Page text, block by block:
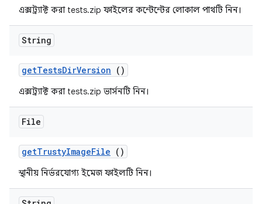
এক্সট্র্যাক্ট করা tests.zip ফাইলের কন্টেন্টের লোকাল পাথটি নিন।
String
getTestsDirVersion ()
এক্সট্র্যাক্ট করা tests.zip ভার্সনটি নিন।
File
getTrustyImageFile ()
স্থানীয় নির্ভরযোগ্য ইমেজ ফাইলটি নিন।